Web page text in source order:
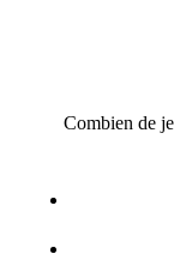
Combien de